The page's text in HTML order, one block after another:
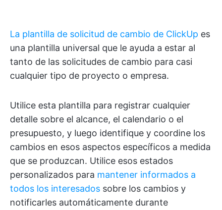
La plantilla de solicitud de cambio de ClickUp es
una plantilla universal que le ayuda a estar al
tanto de las solicitudes de cambio para casi
cualquier tipo de proyecto o empresa.
Utilice esta plantilla para registrar cualquier
detalle sobre el alcance, el calendario o el
presupuesto, y luego identifique y coordine los
cambios en esos aspectos específicos a medida
que se produzcan. Utilice esos estados
personalizados para mantener informados a
todos los interesados sobre los cambios y
notificarles automáticamente durante